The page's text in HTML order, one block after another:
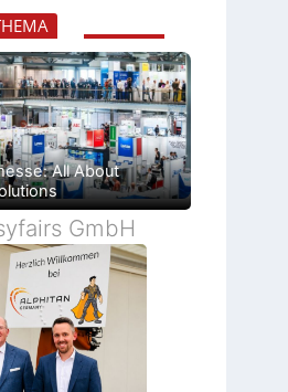
All About
GmbH